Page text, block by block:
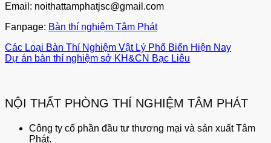
Email: noithattamphatjsc@gmail.com
Fanpage: Bàn thí nghiệm Tâm Phát
Các Loại Bàn Thí Nghiệm Vật Lý Phổ Biến Hiện Nay
Dự án bàn thí nghiệm sở KH&CN Bạc Liêu
NỘI THẤT PHÒNG THÍ NGHIỆM TÂM PHÁT
Công ty cổ phần đầu tư thương mại và sản xuất Tâm
Phát.